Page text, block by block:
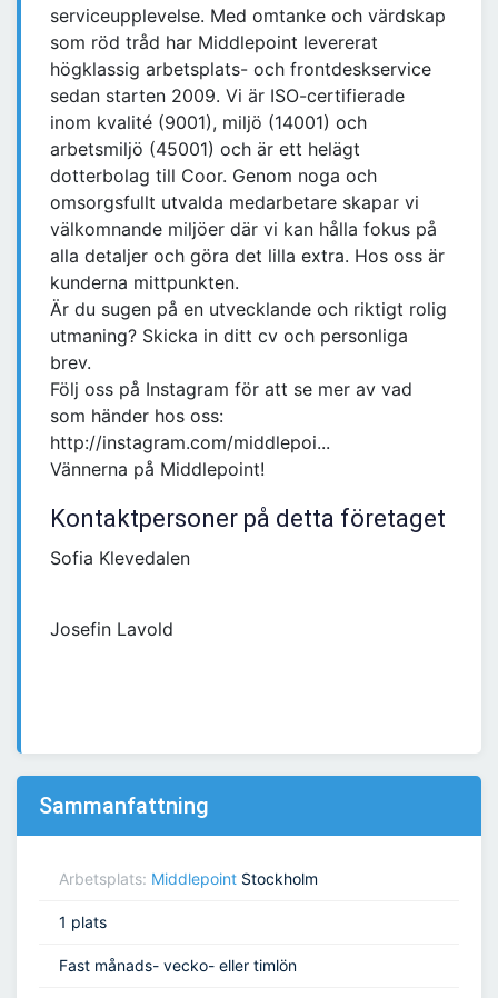
serviceupplevelse. Med omtanke och värdskap
som röd tråd har Middlepoint levererat
högklassig arbetsplats- och frontdeskservice
sedan starten 2009. Vi är ISO-certifierade
inom kvalité (9001), miljö (14001) och
arbetsmiljö (45001) och är ett helägt
dotterbolag till Coor. Genom noga och
omsorgsfullt utvalda medarbetare skapar vi
välkomnande miljöer där vi kan hålla fokus på
alla detaljer och göra det lilla extra. Hos oss är
kunderna mittpunkten.
Är du sugen på en utvecklande och riktigt rolig
utmaning? Skicka in ditt cv och personliga
brev.
Följ oss på Instagram för att se mer av vad
som händer hos oss:
http://instagram.com/middlepoi...
Vännerna på Middlepoint!
Kontaktpersoner på detta företaget
Sofia Klevedalen
Josefin Lavold
Sammanfattning
Arbetsplats: Middlepoint Stockholm
1 plats
Fast månads- vecko- eller timlön